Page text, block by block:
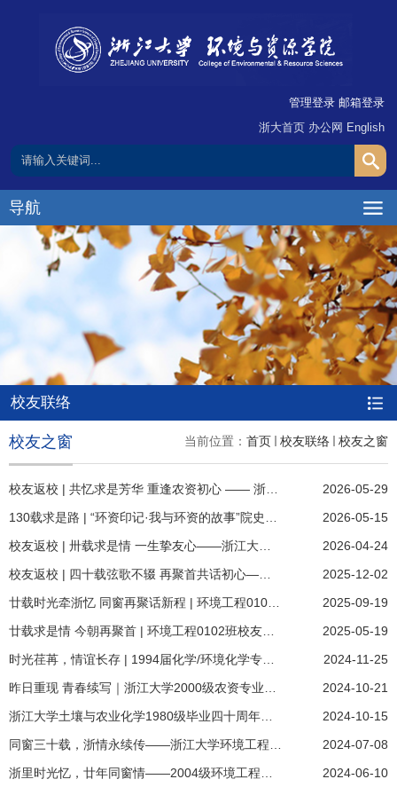
管理登录 邮箱登录
浙大首页 办公网 English
导航
校友联络
当前位置： 首页 校友联络 校友之窗
校友之窗
校友返校 | 共忆求是芳华 重逢农资初心 —— 浙江大学01级农业资源与环境专业校友返校相聚
2026-05-29
130载求是路 | “环资印记·我与环资的故事”院史资料与实物征集活动
2026-05-15
校友返校 | 卅载求是情 一生挚友心——浙江大学96届环境工程专业校友毕业三十周年返校
2026-04-24
校友返校 | 四十载弦歌不辍 再聚首共话初心——浙江大学环境保护专业85届校友毕业四十周年返校
2025-12-02
廿载时光牵浙忆 同窗再聚话新程 | 环境工程0101班校友返校活动圆满举行
2025-09-19
廿载求是情 今朝再聚首 | 环境工程0102班校友返校活动圆满举行
2025-05-19
时光荏苒，情谊长存 | 1994届化学/环境化学专业校友返校活动顺利举办
2024-11-25
昨日重现 青春续写｜浙江大学2000级农资专业毕业二十周年同学会暨爱心捐赠传递感恩
2024-10-21
浙江大学土壤与农业化学1980级毕业四十周年同学会暨“一椅一语”座椅捐赠 仪式顺利举行
2024-10-15
同窗三十载，浙情永续传——浙江大学环境工程1990级毕业三十周年同学会顺利举行
2024-07-08
浙里时光忆，廿年同窗情——2004级环境工程专业校友入学20周年返校活动顺利举行
2024-06-10